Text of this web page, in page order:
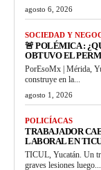
agosto 6, 2026
SOCIEDAD Y
🚨 POLÉMICA :
OBTUVO EL
PorEsoMx | Mérida,
construye en la...
agosto 1, 2026
POLICÍACAS
TRABAJADOR
LABORAL EN
TICUL, Yucatán. Un
graves lesiones luego...